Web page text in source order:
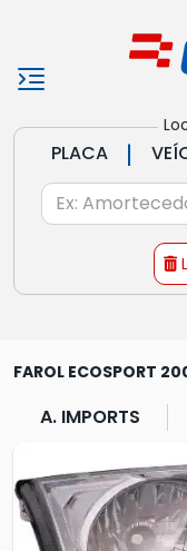
PLACA |
FAROL ECOSPORT
A. IMPORTS